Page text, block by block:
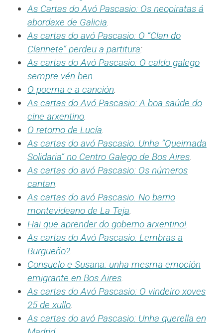
As Cartas do Avó Pascasio: Os neopiratas á
abordaxe de Galicia.
As cartas do avó Pascasio: O “Clan do
Clarinete” perdeu a partitura:
As cartas do Avó Pascasio: O caldo galego
sempre vén ben.
O poema e a canción.
As cartas do Avó Pascasio: A boa saúde do
cine arxentino.
O retorno de Lucía.
As cartas do avó Pascasio. Unha “Queimada
Solidaria” no Centro Galego de Bos Aires.
As cartas do avó Pascasio: Os números
cantan.
As cartas do avó Pascasio. No barrio
montevideano de La Teja.
Hai que aprender do goberno arxentino!.
As cartas do Avó Pascasio: Lembras a
Burgueño?.
Consuelo e Susana: unha mesma emoción
emigrante en Bos Aires.
As cartas do Avó Pascasio: O vindeiro xoves
25 de xullo.
As cartas do avó Pascasio: Unha querella en